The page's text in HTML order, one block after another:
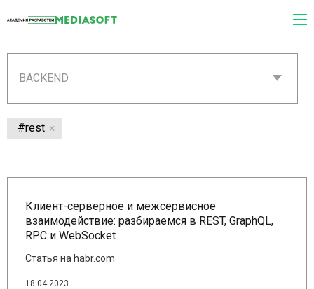
BACKEND
#rest
Клиент-серверное и межсервисное
взаимодействие: разбираемся в REST, GraphQL,
RPC и WebSocket
Статья на habr.com
18.04.2023